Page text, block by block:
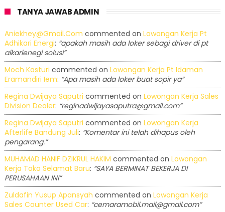
TANYA JAWAB ADMIN
Aniekhey@gmail.com commented on Lowongan Kerja Pt
Adhikari Energi: “apakah masih ada loker sebagi driver di pt
aikarienegi solusi”
Moch Kasturi commented on Lowongan Kerja Pt Idaman
Eramandiri Iem: “Apa masih ada loker buat sopir ya”
Regina Dwijaya Saputri commented on Lowongan Kerja Sales
Division Dealer: “reginadwijayasaputra@gmail.com”
Regina Dwijaya Saputri commented on Lowongan Kerja
Afterlife Bandung Juli: “Komentar ini telah dihapus oleh
pengarang.”
MUHAMAD HANIF DZIKRUL HAKIM commented on Lowongan
Kerja Toko Selamat Baru: “SAYA BERMINAT BEKERJA DI
PERUSAHAAN INI”
Zuldafin Yusup Apansyah commented on Lowongan Kerja
Sales Counter Used Car: “cemaramobil.mail@gmail.com”